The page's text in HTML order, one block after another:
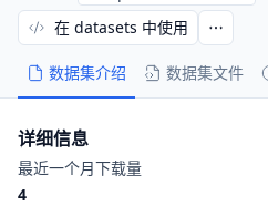
数据集介绍 数据集文件
在 datasets 中使用
详细信息
最近一个月下载量
4